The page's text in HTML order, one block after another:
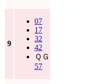
9
07
17
32
42
ＱＧ
57